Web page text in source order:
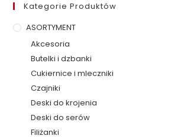
Kategorie Produktów
ASORTYMENT
Akcesoria
Butelki i dzbanki
Cukiernice i mleczniki
Czajniki
Deski do krojenia
Deski do serów
Filiżanki